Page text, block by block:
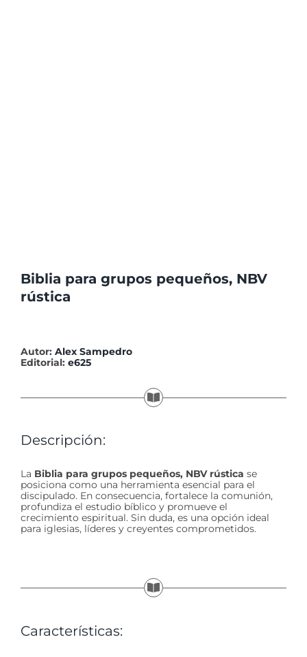
Biblia para grupos pequeños, NBV
rústica
Autor: Alex Sampedro
Editorial: e625
Descripción:
La Biblia para grupos pequeños, NBV rústica se
posiciona como una herramienta esencial para el
discipulado. En consecuencia, fortalece la comunión,
profundiza el estudio bíblico y promueve el
crecimiento espiritual. Sin duda, es una opción ideal
para iglesias, líderes y creyentes comprometidos.
Características: